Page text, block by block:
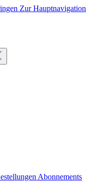
Zur Hauptnavigation
Abonnements